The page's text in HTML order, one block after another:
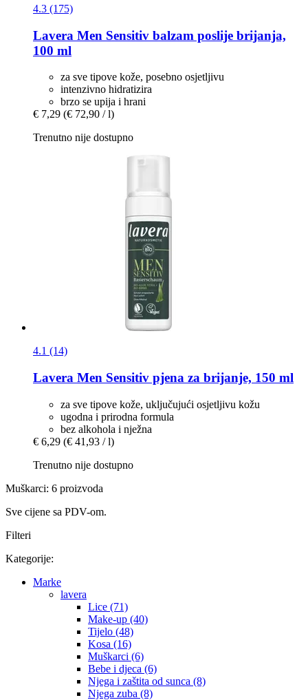
4.3 (175)
Lavera Men Sensitiv balzam poslije brijanja,
100 ml
za sve tipove kože, posebno osjetljivu
intenzivno hidratizira
brzo se upija i hrani
€ 7,29 (€ 72,90 / l)
Trenutno nije dostupno
4.1 (14)
Lavera Men Sensitiv pjena za brijanje, 150 ml
za sve tipove kože, uključujući osjetljivu kožu
ugodna i prirodna formula
bez alkohola i nježna
€ 6,29 (€ 41,93 / l)
Trenutno nije dostupno
Muškarci: 6 proizvoda
Sve cijene sa PDV-om.
Filteri
Kategorije:
Marke
lavera
Lice (71)
Make-up (40)
Tijelo (48)
Kosa (16)
Muškarci (6)
Bebe i djeca (6)
Njega i zaštita od sunca (8)
Njega zuba (8)